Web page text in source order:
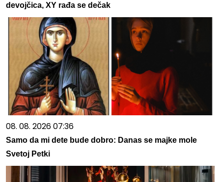
devojčica, XY rađa se dečak
08. 08. 2026 07:36
Samo da mi dete bude dobro: Danas se majke mole
Svetoj Petki